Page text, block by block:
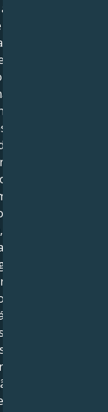
Lua em
e
coisas mais
criar um
O seu
Lua em
Precisa de
a ele para
se ao facto
pelo seu
bem em
de
e a sua
uma pessoa
objetivo de
confortável
Porque
na sua vida
Isto porque
pessoas
importantes
se
muito estável
ser tidas em